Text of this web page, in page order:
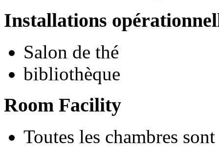
Installations
Salon de thé
bibliothèque
Room Facility
Toutes les chambres